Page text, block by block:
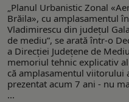
„Planul Urbanistic Zonal
Brăila», cu amplasamentul
Vladimirescu din judeţul
de mediu”, se arată într-o
a Direcţiei Judeţene de
memoriul tehnic explicativ
că amplasamentul viitorului
prezentat acum 7 ani - nu
...